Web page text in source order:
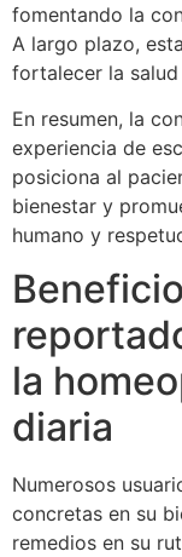
fomentando la
A largo plazo,
fortalecer la
En resumen, la
experiencia de
posiciona al
bienestar y
humano y
la
diaria
Numerosos
concretas en su
remedios en su